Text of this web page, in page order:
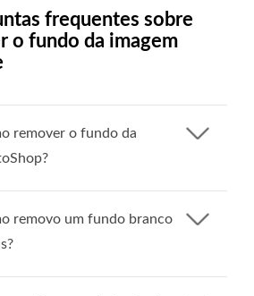
frequentes sobre
o fundo da imagem
remover o fundo da
removo um fundo branco